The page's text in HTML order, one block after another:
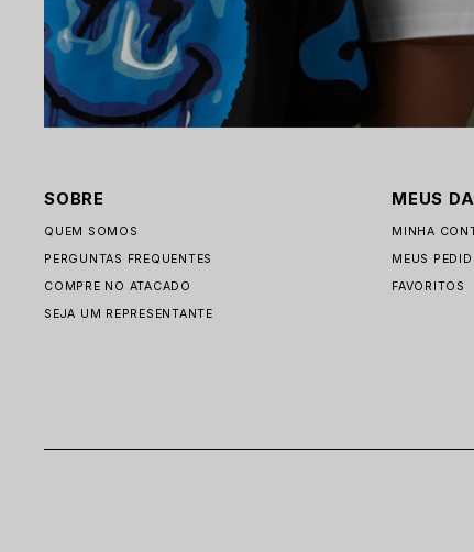
SOBRE
QUEM SOMOS
PERGUNTAS FREQUENTES
COMPRE NO ATACADO
SEJA UM REPRESENTANTE
MEUS
MINHA
MEUS
FAVORITOS